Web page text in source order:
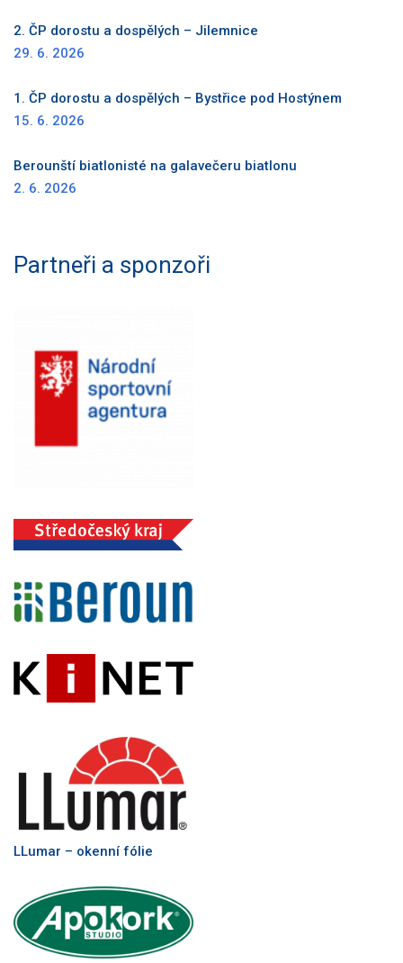
2. ČP dorostu a dospělých – Jilemnice
29. 6. 2026
1. ČP dorostu a dospělých – Bystřice pod Hostýnem
15. 6. 2026
Berounští biatlonisté na galavečeru biatlonu
2. 6. 2026
Partneři a sponzoři
LLumar – okenní fólie